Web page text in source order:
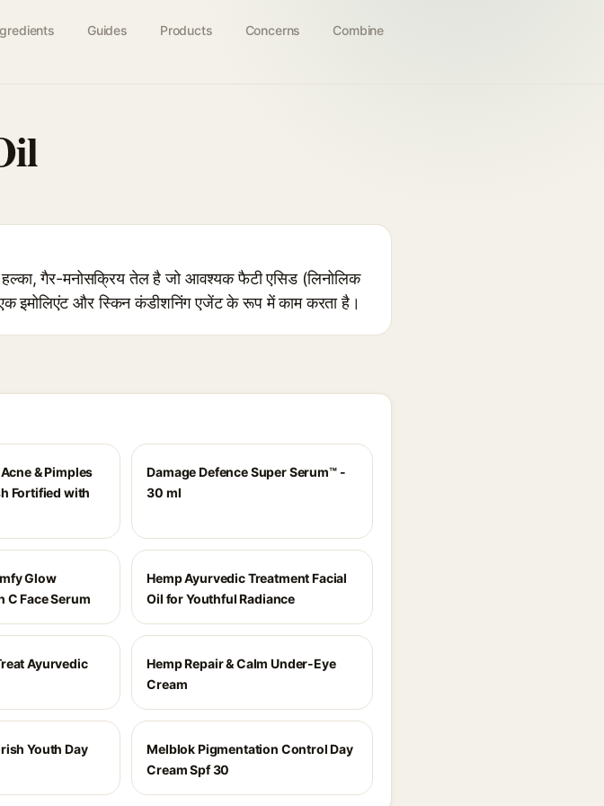
Guides Products Concerns Combine
गैर-मनोसक्रिय तेल है जो आवश्यक फैटी एसिड (लिनोलिक
इमोलिएंट और स्किन कंडीशनिंग एजेंट के रूप में काम करता है।
& Pimples
Fortified with
Damage Defence Super Serum™ -
30 ml
Glow
C Face Serum
Hemp Ayurvedic Treatment Facial
Oil for Youthful Radiance
Ayurvedic
Hemp Repair & Calm Under-Eye
Cream
Youth Day
Melblok Pigmentation Control Day
Cream Spf 30